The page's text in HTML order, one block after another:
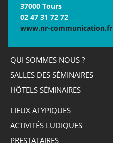
37000 Tours
02 47 31 72 72
www.nr-communication.fr
QUI SOMMES NOUS ?
SALLES DES SÉMINAIRES
HÔTELS SÉMINAIRES
LIEUX ATYPIQUES
ACTIVITÉS LUDIQUES
PRESTATAIRES